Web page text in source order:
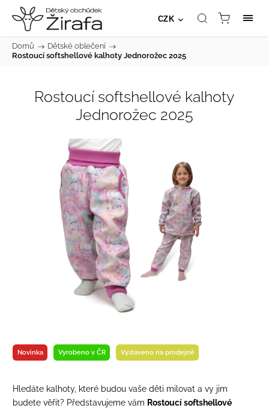
CZK
Domů / Dětské oblečení /
Rostoucí softshellové kalhoty Jednorožec 2025
Rostoucí softshellové kalhoty
Jednorožec 2025
Novinka Vyrobeno v ČR Vystaveno na prodejně
Hledáte kalhoty, které budou vaše děti milovat a vy jim
budete věřit? Představujeme vám Rostoucí softshellové